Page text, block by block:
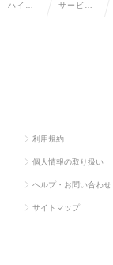
ハイク サービ
利用規約
個人情報の取り扱い
ヘルプ・お問い合わせ
サイトマップ